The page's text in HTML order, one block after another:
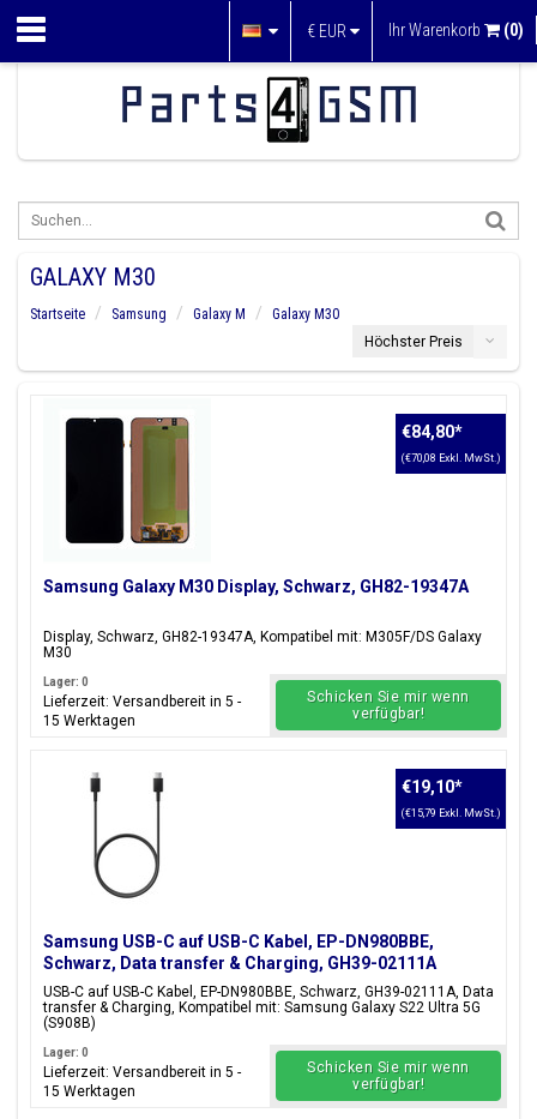
€ EUR Ihr Warenkorb (0)
GALAXY M30
Startseite Samsung Galaxy M
Galaxy M30
Höchster Preis
Samsung Galaxy M30 Display, Schwarz, GH82-19347A
Display, Schwarz, GH82-19347A, Kompatibel mit: M305F/DS Galaxy
M30
€84,80*
(€70,08 Exkl. MwSt.)
Lager: 0
Lieferzeit: Versandbereit in 5 -
15 Werktagen
Schicken Sie mir wenn
verfügbar!
Samsung USB-C auf USB-C Kabel, EP-DN980BBE,
Schwarz, Data transfer & Charging, GH39-02111A
USB-C auf USB-C Kabel, EP-DN980BBE, Schwarz, GH39-02111A, Data
transfer & Charging, Kompatibel mit: Samsung Galaxy S22 Ultra 5G
(S908B)
€19,10*
(€15,79 Exkl. MwSt.)
Lager: 0
Lieferzeit: Versandbereit in 5 -
15 Werktagen
Schicken Sie mir wenn
verfügbar!